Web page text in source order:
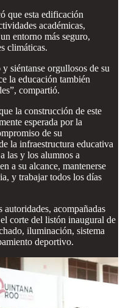
que esta edificación
académicas,
entorno más seguro,
climáticas.
siéntanse orgullosos de su
la educación también
compartió.
la construcción de este
esperada por la
de su
la infraestructura educativa
las y los alumnos a
a su alcance, mantenerse
y trabajar todos los días
acompañadas
corte del listón inaugural de
iluminación, sistema
deportivo.